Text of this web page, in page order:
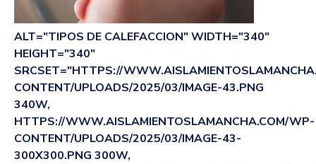
ALT="TIPOS DE CALEFACCION" WIDTH="340"
HEIGHT="340"
SRCSET="HTTPS://
CONTENT/UPLOADS/2025/03/IMAGE-43.PNG
340W,
HTTPS://WWW.AISLAMIENTOSLAMANCHA.COM/WP-
CONTENT/UPLOADS/2025/03/IMAGE-43-
300X300.PNG 300W,